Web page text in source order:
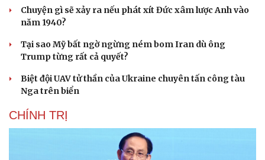
Chuyện gì sẽ xảy ra nếu phát xít Đức xâm lược Anh vào
năm 1940?
Tại sao Mỹ bất ngờ ngừng ném bom Iran dù ông
Trump từng rất cả quyết?
Biệt đội UAV tử thần của Ukraine chuyên tấn công tàu
Nga trên biển
CHÍNH TRỊ